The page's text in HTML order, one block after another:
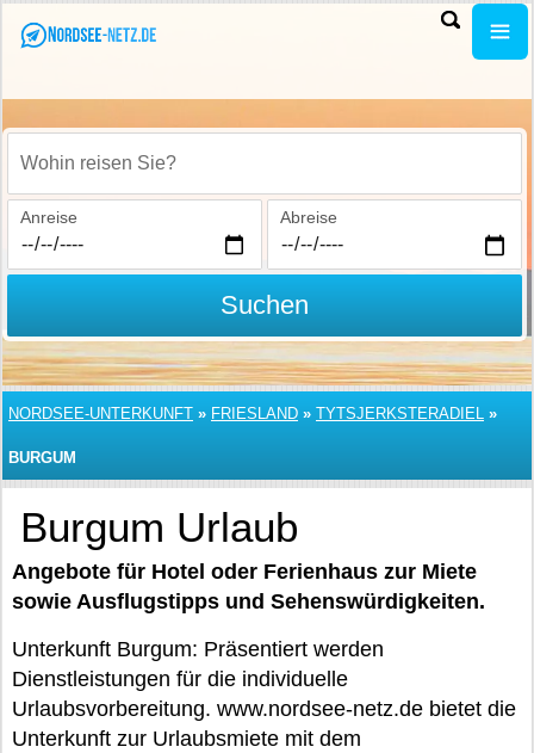
Wohin reisen Sie?
Anreise Abreise
Suchen
NORDSEE-UNTERKUNFT » FRIESLAND » TYTSJERKSTERADIEL »
BURGUM
Burgum Urlaub
Angebote für Hotel oder Ferienhaus zur Miete
sowie Ausflugstipps und Sehenswürdigkeiten.
Unterkunft Burgum: Präsentiert werden
Dienstleistungen für die individuelle
Urlaubsvorbereitung. www.nordsee-netz.de bietet die
Unterkunft zur Urlaubsmiete mit dem